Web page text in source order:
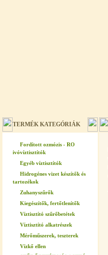
TERMÉK KATEGÓRIÁK
Fordított ozmózis - RO
ivóvíztisztítók
Egyéb víztisztítók
Hidrogénes vizet készítők és
tartozékok
Zuhanyszűrők
Kiegészítők, fertőtlenítők
Víztisztító szűrőbetétek
Víztisztító alkatrészek
Mérőműszerek, teszterek
Vízkő ellen